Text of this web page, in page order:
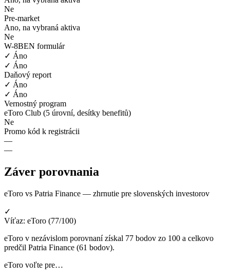
Ne
Pre-market
Ano, na vybraná aktiva
Ne
W-8BEN formulár
✓ Áno
✓ Áno
Daňový report
✓ Áno
✓ Áno
Vernostný program
eToro Club (5 úrovní, desítky benefitů)
Ne
Promo kód k registrácii
—
—
Záver porovnania
eToro vs Patria Finance — zhrnutie pre slovenských investorov
✓
Víťaz: eToro (77/100)
eToro v nezávislom porovnaní získal 77 bodov zo 100 a celkovo
predčil Patria Finance (61 bodov).
eToro voľte pre…